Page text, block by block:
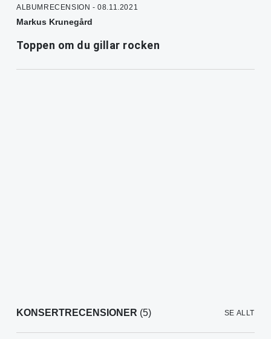
ALBUMRECENSION - 08.11.2021
Markus Krunegård
Toppen om du gillar rocken
KONSERTRECENSIONER (5) SE ALLT